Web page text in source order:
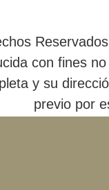
con fines
y su
previo por